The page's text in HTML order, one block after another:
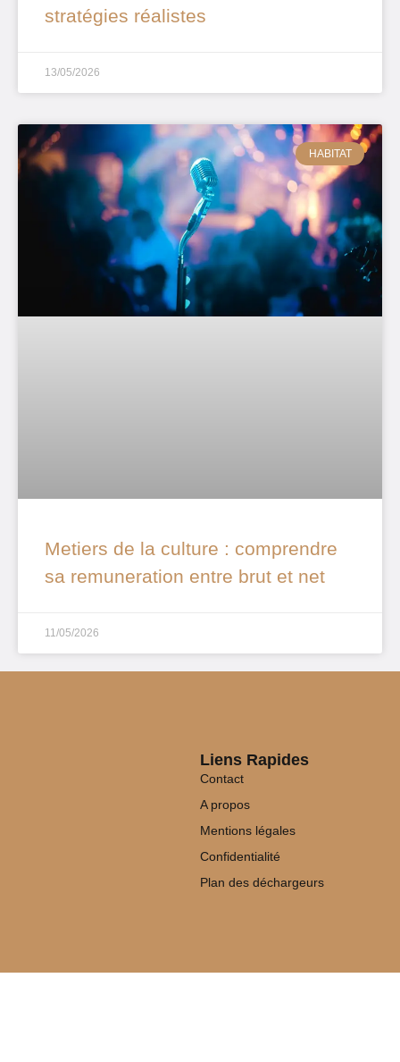
stratégies réalistes
13/05/2026
HABITAT
Metiers de la culture : comprendre
sa remuneration entre brut et net
11/05/2026
Liens Rapides
Contact
A propos
Mentions légales
Confidentialité
Plan des déchargeurs